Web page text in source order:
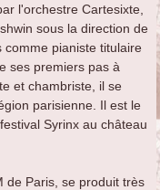
l'orchestre Cartesixte,
sous la direction de
pianiste titulaire
ses premiers pas à
et chambriste, il se
parisienne. Il est le
Syrinx au château
de Paris, se produit très